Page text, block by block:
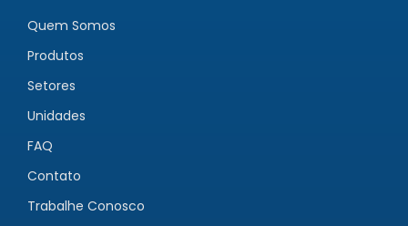
Quem Somos
Produtos
Setores
Unidades
FAQ
Contato
Trabalhe Conosco